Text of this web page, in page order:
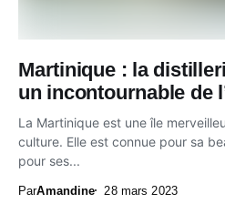
Martinique : la
un incontournable de
La Martinique est une île
culture. Elle est connue pour sa
pour ses...
ParAmandine 28 mars 2023